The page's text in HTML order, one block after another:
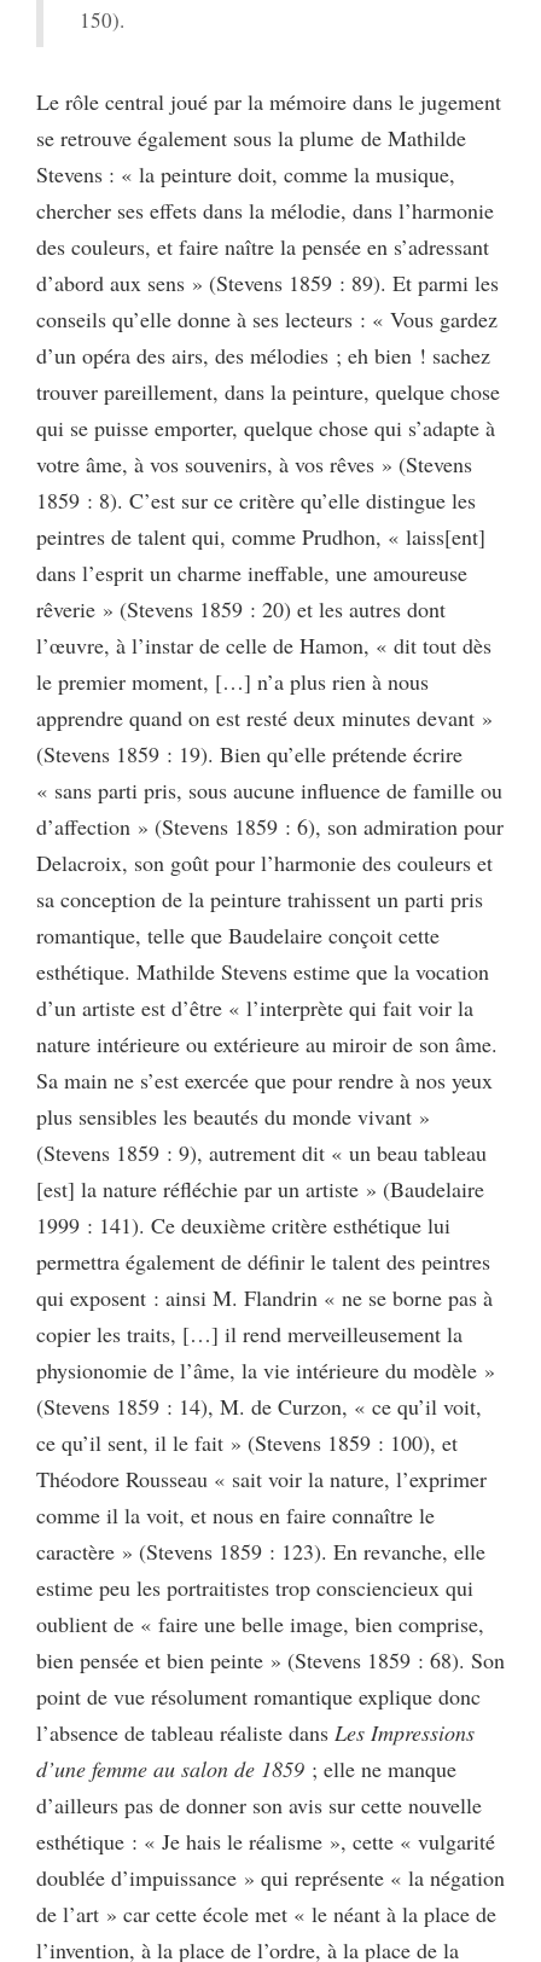
150).
Le rôle central joué par la mémoire dans le jugement
se retrouve également sous la plume de Mathilde
Stevens : « la peinture doit, comme la musique,
chercher ses effets dans la mélodie, dans l’harmonie
des couleurs, et faire naître la pensée en s’adressant
d’abord aux sens » (Stevens 1859 : 89). Et parmi les
conseils qu’elle donne à ses lecteurs : « Vous gardez
d’un opéra des airs, des mélodies ; eh bien ! sachez
trouver pareillement, dans la peinture, quelque chose
qui se puisse emporter, quelque chose qui s’adapte à
votre âme, à vos souvenirs, à vos rêves » (Stevens
1859 : 8). C’est sur ce critère qu’elle distingue les
peintres de talent qui, comme Prudhon, « laiss[ent]
dans l’esprit un charme ineffable, une amoureuse
rêverie » (Stevens 1859 : 20) et les autres dont
l’œuvre, à l’instar de celle de Hamon, « dit tout dès
le premier moment, […] n’a plus rien à nous
apprendre quand on est resté deux minutes devant »
(Stevens 1859 : 19). Bien qu’elle prétende écrire
« sans parti pris, sous aucune influence de famille ou
d’affection » (Stevens 1859 : 6), son admiration pour
Delacroix, son goût pour l’harmonie des couleurs et
sa conception de la peinture trahissent un parti pris
romantique, telle que Baudelaire conçoit cette
esthétique. Mathilde Stevens estime que la vocation
d’un artiste est d’être « l’interprète qui fait voir la
nature intérieure ou extérieure au miroir de son âme.
Sa main ne s’est exercée que pour rendre à nos yeux
plus sensibles les beautés du monde vivant »
(Stevens 1859 : 9), autrement dit « un beau tableau
[est] la nature réfléchie par un artiste » (Baudelaire
1999 : 141). Ce deuxième critère esthétique lui
permettra également de définir le talent des peintres
qui exposent : ainsi M. Flandrin « ne se borne pas à
copier les traits, […] il rend merveilleusement la
physionomie de l’âme, la vie intérieure du modèle »
(Stevens 1859 : 14), M. de Curzon, « ce qu’il voit,
ce qu’il sent, il le fait » (Stevens 1859 : 100), et
Théodore Rousseau « sait voir la nature, l’exprimer
comme il la voit, et nous en faire connaître le
caractère » (Stevens 1859 : 123). En revanche, elle
estime peu les portraitistes trop consciencieux qui
oublient de « faire une belle image, bien comprise,
bien pensée et bien peinte » (Stevens 1859 : 68). Son
point de vue résolument romantique explique donc
l’absence de tableau réaliste dans Les Impressions
d’une femme au salon de 1859 ; elle ne manque
d’ailleurs pas de donner son avis sur cette nouvelle
esthétique : « Je hais le réalisme », cette « vulgarité
doublée d’impuissance » qui représente « la négation
de l’art » car cette école met « le néant à la place de
l’invention, à la place de l’ordre, à la place de la